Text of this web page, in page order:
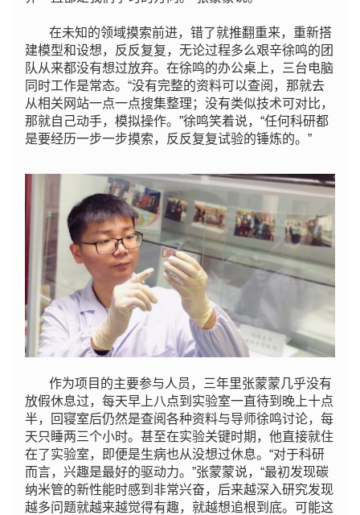
在未知的领域摸索前进，错了就推翻重来，重新搭
建模型和设想，反反复复，无论过程多么艰辛徐鸣的团
队从来都没有想过放弃。在徐鸣的办公桌上，三台电脑
同时工作是常态。“没有完整的资料可以查阅，那就去
从相关网站一点一点搜集整理；没有类似技术可对比，
那就自己动手，模拟操作。”徐鸣笑着说，“任何科研都
是要经历一步一步摸索，反反复复试验的锤炼的。”
作为项目的主要参与人员，三年里张蒙蒙几乎没有
放假休息过，每天早上八点到实验室一直待到晚上十点
半，回寝室后仍然是查阅各种资料与导师徐鸣讨论，每
天只睡两三个小时。甚至在实验关键时期，他直接就住
在了实验室，即便是生病也从没想过休息。“对于科研
而言，兴趣是最好的驱动力。”张蒙蒙说，“最初发现碳
纳米管的新性能时感到非常兴奋，后来越深入研究发现
越多问题就越来越觉得有趣，就越想追根到底。可能这